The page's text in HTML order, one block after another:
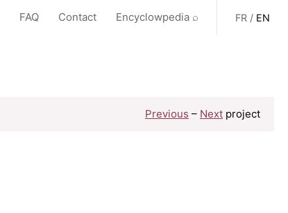
FAQ Contact Encyclowpedia ⌕ FR / EN
Previous – Next project